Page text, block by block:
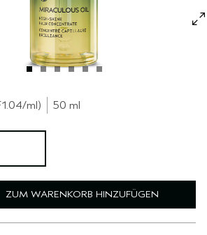
/ml 50 ml
ZUM WARENKORB HINZUFÜGEN